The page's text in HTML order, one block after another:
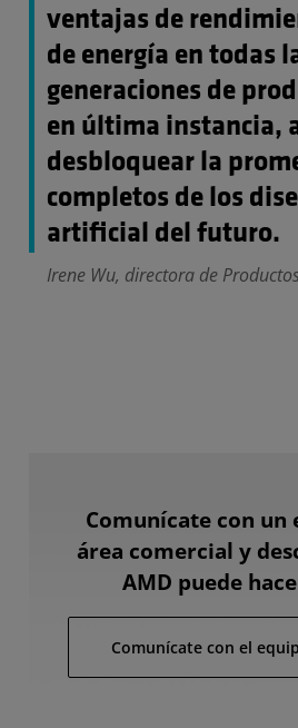
ventajas de
de energía en todas
generaciones de
en última instancia,
desbloquear la
completos de los
artificial del futuro.
Irene Wu, directora de
Comunícate con un
área comercial y
AMD puede
Comunícate con el